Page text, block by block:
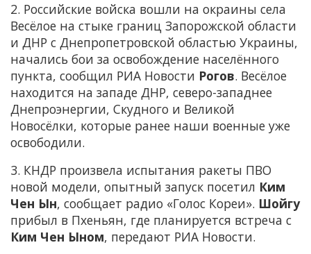
2. Российские войска вошли на окраины села
Весёлое на стыке границ Запорожской области
и ДНР с Днепропетровской областью Украины,
начались бои за освобождение населённого
пункта, сообщил РИА Новости Рогов. Весёлое
находится на западе ДНР, северо-западнее
Днепроэнергии, Скудного и Великой
Новосёлки, которые ранее наши военные уже
освободили.
3. КНДР произвела испытания ракеты ПВО
новой модели, опытный запуск посетил Ким
Чен Ын, сообщает радио «Голос Кореи». Шойгу
прибыл в Пхеньян, где планируется встреча с
Ким Чен Ыном, передают РИА Новости.